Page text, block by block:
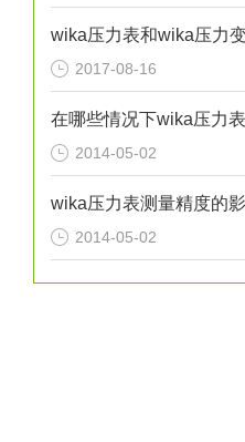
wika压力表和wika压力
2017-08-16
在哪些情况下wika压力
2014-05-02
2014-05-02